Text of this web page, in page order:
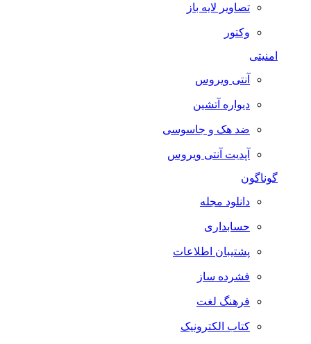
تصاویر لایه باز
وکتور
امنیتی
آنتی ویروس
دیواره آتشین
ضد هک و جاسوسی
آپدیت آنتی ویروس
گوناگون
دانلود مجله
حسابداری
پشتیبان اطلاعات
فشرده ساز
فرهنگ لغت
کتاب الکترونیک